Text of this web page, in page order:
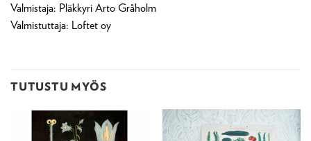
Valmistaja: Pläkkyri Arto Gråholm
Valmistuttaja: Loftet oy
TUTUSTU MYÖS